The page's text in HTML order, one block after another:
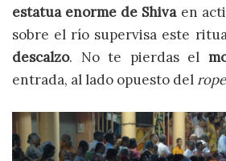
estatua enorme de Shivaen
sobre el río supervisa este
descalzo. No te pierdas el
entrada, al lado opuesto del